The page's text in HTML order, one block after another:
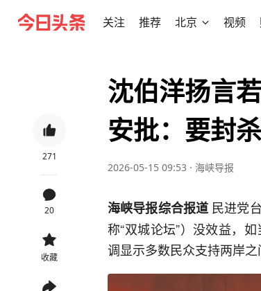
关注 推荐 北京 视频
271
20
收藏
沈伯洋扬言
安批：要封
2026-05-15 09:53 · 海峡导报
海峡导报综合报道 民进党
称“双城论坛”）没效益，
调显示多数民众支持两岸